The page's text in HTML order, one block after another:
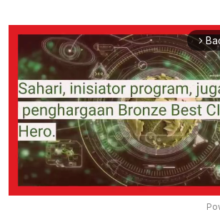
arrow_forward_ios